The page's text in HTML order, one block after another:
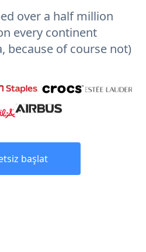
over a half million
every continent
because of course not)
başlat